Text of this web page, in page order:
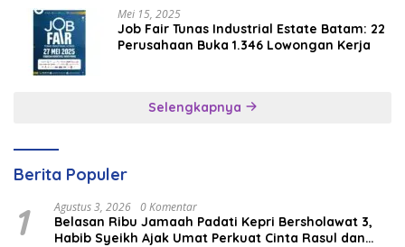
Mei 15, 2025
Job Fair Tunas Industrial Estate Batam: 22
Perusahaan Buka 1.346 Lowongan Kerja
Selengkapnya
Berita Populer
1 Agustus 3, 2026 0 Komentar
Belasan Ribu Jamaah Padati Kepri Bersholawat 3,
Habib Syeikh Ajak Umat Perkuat Cinta Rasul dan